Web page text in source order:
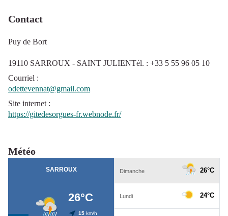
Contact
Puy de Bort
19110 SARROUX - SAINT JULIENTél. : +33 5 55 96 05 10
Courriel :
odettevennat@gmail.com
Site internet :
https://gitedesorgues-fr.webnode.fr/
Météo